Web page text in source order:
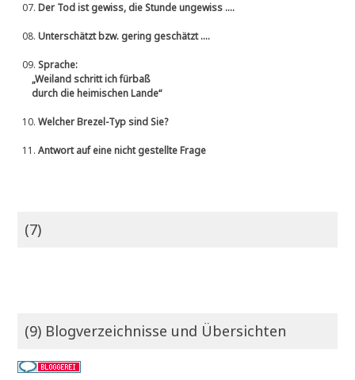
07.Der Tod ist gewiss, die Stunde ungewiss ....
08.Unterschätzt bzw. gering geschätzt ....
09.Sprache:
„Weiland schritt ich fürbaß
durch die heimischen Lande“
10.Welcher Brezel-Typ sind Sie?
11.Antwort auf eine nicht gestellte Frage
(7)
(9) Blogverzeichnisse und Übersichten